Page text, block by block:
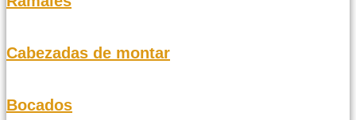
Cabezadas de montar
Bocados